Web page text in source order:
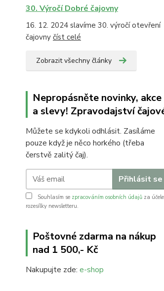
30. Výročí Dobré čajovny
16. 12. 2024 slavíme 30. výročí otevření
čajovny číst celé
Zobrazit všechny články
Nepropásněte novinky, akce
a slevy! Zpravodajství
Můžete se kdykoli odhlásit. Zasíláme
pouze když je něco horkého (třeba
čerstvě zalitý čaj).
Přihlásit se
Souhlasím se zpracováním osobních údajů za
rozesílky newsletteru.
Poštovné zdarma na nákup
nad 1 500,- Kč
Nakupujte zde: e-shop